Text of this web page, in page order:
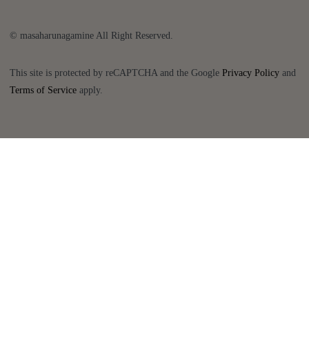
© masaharunagamine All Right Reserved.
This site is protected by reCAPTCHA and the GooglePrivacy Policy and
Terms of Service apply.